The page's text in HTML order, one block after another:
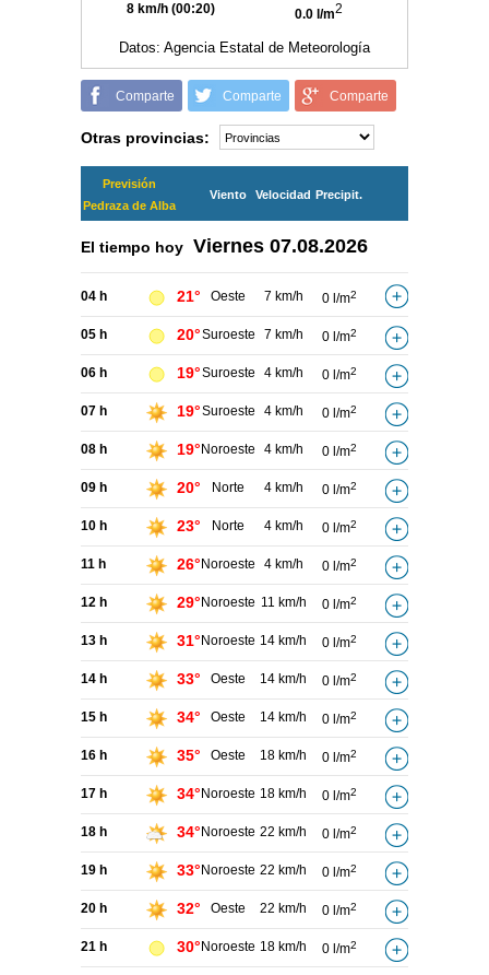
8 km/h (00:20) 0.0 l/m2
Datos: Agencia Estatal de Meteorología
Comparte Comparte Comparte
Otras provincias:
Previsión
Pedraza de Alba
Viento Velocidad Precipit.
El tiempo hoy Viernes 07.08.2026
04 h 21° Oeste 7 km/h 0 l/m2
05 h 20°Suroeste 7 km/h 0 l/m2
06 h 19°Suroeste 4 km/h 0 l/m2
07 h 19°Suroeste 4 km/h 0 l/m2
08 h 19° Noroeste 4 km/h 0 l/m2
09 h 20° Norte 4 km/h 0 l/m2
10 h 23° Norte 4 km/h 0 l/m2
11 h 26° Noroeste 4 km/h 0 l/m2
12 h 29° Noroeste 11 km/h 0 l/m2
13 h 31° Noroeste 14 km/h 0 l/m2
14 h 33° Oeste 14 km/h 0 l/m2
15 h 34° Oeste 14 km/h 0 l/m2
16 h 35° Oeste 18 km/h 0 l/m2
17 h 34° Noroeste 18 km/h 0 l/m2
18 h 34° Noroeste 22 km/h 0 l/m2
19 h 33° Noroeste 22 km/h 0 l/m2
20 h 32° Oeste 22 km/h 0 l/m2
21 h 30° Noroeste 18 km/h 0 l/m2